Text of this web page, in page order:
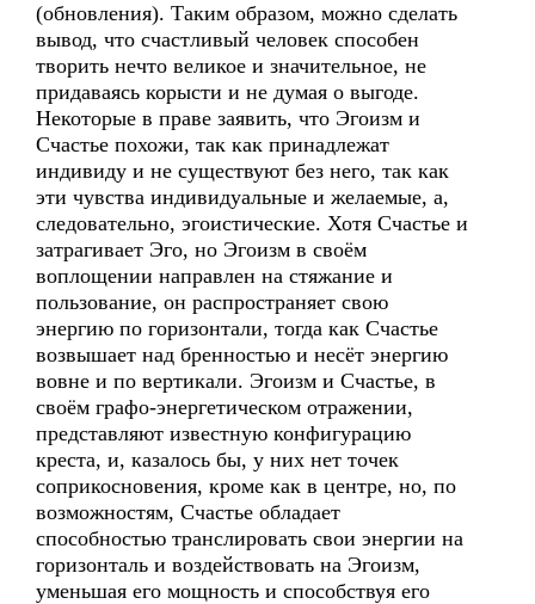
(обновления). Таким образом, можно сделать
вывод, что счастливый человек способен
творить нечто великое и значительное, не
придаваясь корысти и не думая о выгоде.
Некоторые в праве заявить, что Эгоизм и
Счастье похожи, так как принадлежат
индивиду и не существуют без него, так как
эти чувства индивидуальные и желаемые, а,
следовательно, эгоистические. Хотя Счастье и
затрагивает Эго, но Эгоизм в своём
воплощении направлен на стяжание и
пользование, он распространяет свою
энергию по горизонтали, тогда как Счастье
возвышает над бренностью и несёт энергию
вовне и по вертикали. Эгоизм и Счастье, в
своём графо-энергетическом отражении,
представляют известную конфигурацию
креста, и, казалось бы, у них нет точек
соприкосновения, кроме как в центре, но, по
возможностям, Счастье обладает
способностью транслировать свои энергии на
горизонталь и воздействовать на Эгоизм,
уменьшая его мощность и способствуя его